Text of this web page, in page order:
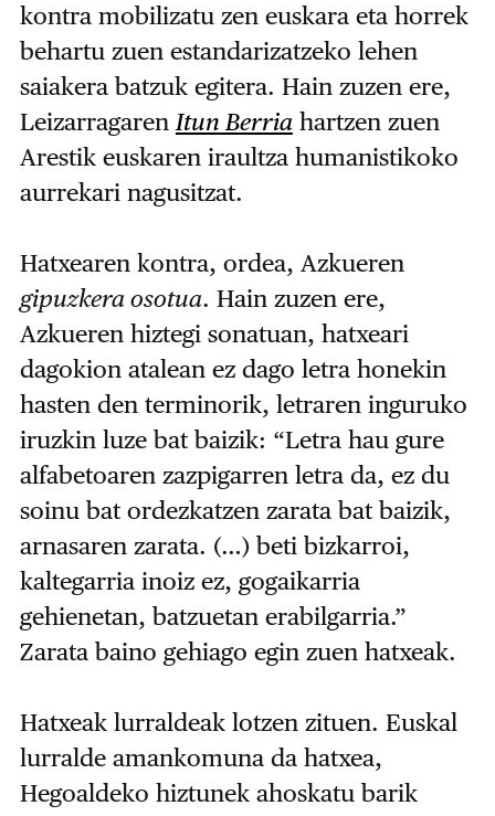
kontra mobilizatu zen euskara eta horrek
behartu zuen estandarizatzeko lehen
saiakera batzuk egitera. Hain zuzen ere,
LeizarragarenItun Berriahartzen zuen
Arestik euskaren iraultza humanistikoko
aurrekari nagusitzat.
Hatxearen kontra, ordea, Azkueren
gipuzkera osotua. Hain zuzen ere,
Azkueren hiztegi sonatuan, hatxeari
dagokion atalean ez dago letra honekin
hasten den terminorik, letraren inguruko
iruzkin luze bat baizik: “Letra hau gure
alfabetoaren zazpigarren letra da, ez du
soinu bat ordezkatzen zarata bat baizik,
arnasaren zarata. (…) beti bizkarroi,
kaltegarria inoiz ez, gogaikarria
gehienetan, batzuetan erabilgarria.”
Zarata baino gehiago egin zuen hatxeak.
Hatxeak lurraldeak lotzen zituen. Euskal
lurralde amankomuna da hatxea,
Hegoaldeko hiztunek ahoskatu barik